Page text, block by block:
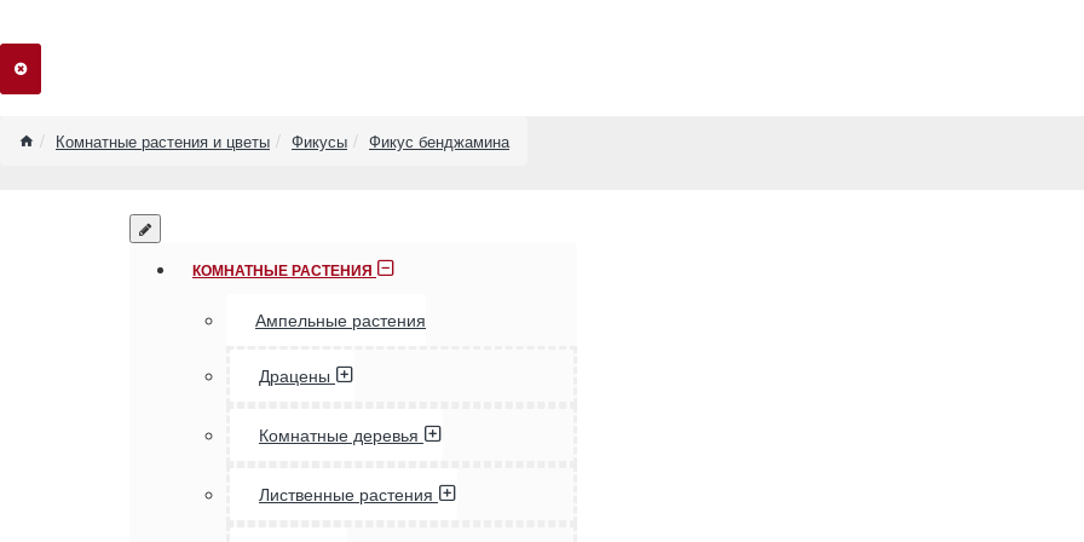
homeКомнатные растения и цветы Фикусы Фикус бенджамина
КОМНАТНЫЕ РАСТЕНИЯ
Ампельные растения
Драцены
Комнатные деревья
Лиственные растения